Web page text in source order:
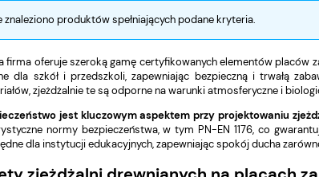
znaleziono produktów spełniających podane kryteria.
firma oferuje szeroką gamę certyfikowanych elementów placów
dla szkół i przedszkoli, zapewniając bezpieczną i trwałą
zjeżdżalnie te są odporne na warunki atmosferyczne i
jest kluczowym aspektem przy projektowaniu
normy bezpieczeństwa, w tym PN-EN 1176, co
dla instytucji edukacyjnych, zapewniając spokój ducha